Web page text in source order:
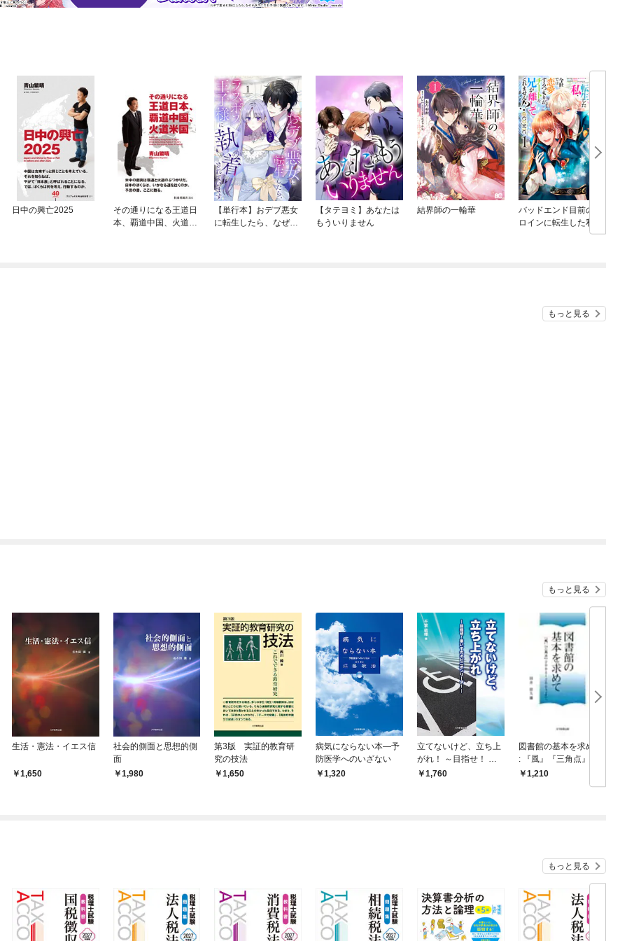
日中の興亡2025
その通りになる王道日
本、覇道中国、火道米
【単行本】おデブ悪女
に転生したら、なぜか
【タテヨミ】あなたは
もういりません
結界師の一輪華
バッドエンド目前のヒ
ロインに転生した私、
今世では恋愛するつも
もっと見る
もっと見る
生活・憲法・イエス信
1,650
社会的側面と思想的側
面
1,980
第3版 実証的教育研
究の技法
1,650
病気にならない本―予
防医学へのいざない
1,320
立てないけど、立ち上
がれ！ ～目指せ！ 車
いすのオピニオンリー
1,760
図書館の基本を求めて
: 『風』『三角点』200
1～2003より
1,210
もっと見る